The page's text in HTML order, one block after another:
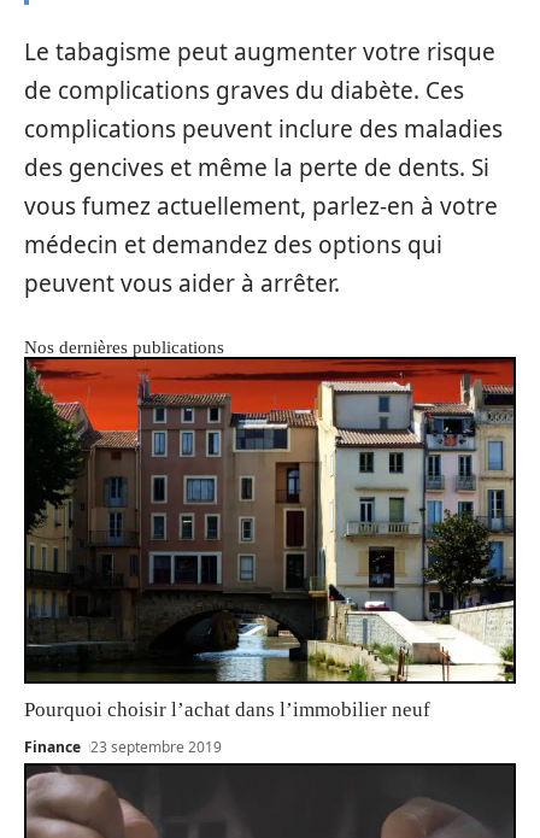
Le tabagisme peut augmenter votre risque
de complications graves du diabète. Ces
complications peuvent inclure des maladies
des gencives et même la perte de dents. Si
vous fumez actuellement, parlez-en à votre
médecin et demandez des options qui
peuvent vous aider à arrêter.
Nos dernières publications
Pourquoi choisir l’achat dans l’immobilier neuf
Finance 23 septembre 2019